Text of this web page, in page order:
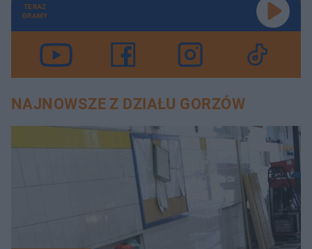
TERAZ
GRAMY
NAJNOWSZE Z DZIAŁU GORZÓW